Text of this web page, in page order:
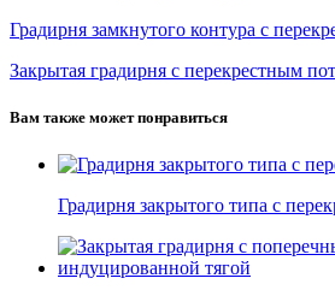
Градирня замкнутого контура с
Закрытая градирня с перекрестным
Вам также может понравиться
Градирня закрытого типа с